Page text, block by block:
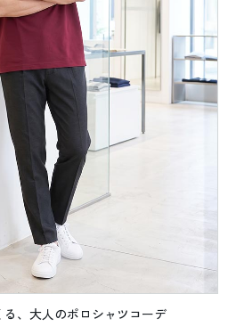
、大人のポロシャツコーデ